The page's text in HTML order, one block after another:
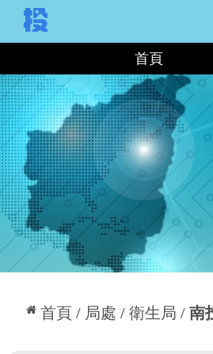
首頁
首頁 局處 衛生局 南